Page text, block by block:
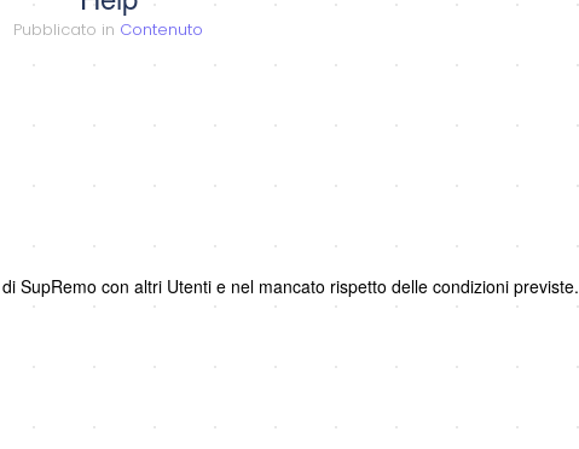
Pubblicato in Contenuto
SupRemo con altri Utenti e nel mancato rispetto delle condizioni previste.